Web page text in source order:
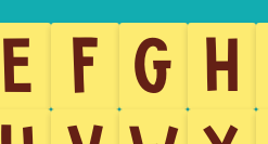
E F G H